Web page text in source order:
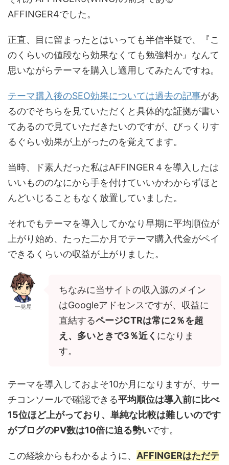
AFFINGER4でした。
正直、目に留まったとはいっても半信半疑で、『こ
のくらいの値段なら効果なくても勉強料か』なんて
思いながらテーマを購入し適用してみたんですね。
テーマ購入後のSEO効果については過去の記事があ
るのでそちらを見ていただくと具体的な証拠が書い
てあるので見ていただきたいのですが、びっくりす
るぐらい効果が上がったのを覚えてます。
当時、ド素人だった私はAFFINGER４を導入したは
いいもののなにから手を付けていいかわからずほと
んどいじることもなく放置していました。
それでもテーマを導入してかなり早期に平均順位が
上がり始め、たった二か月でテーマ購入代金がペイ
できるくらいの収益が上がりました。
一発屋
ちなみに当サイトの収入源のメイン
はGoogleアドセンスですが、収益に
直結するページCTRは常に2％を超
え、多いときで3％近く になりま
す。
テーマを導入しておよそ10か月になりますが、サー
チコンソールで確認できる平均順位は導入前に比べ
15位ほど上がっており、単純な比較は難しいのです
がブログのPV数は10倍に迫る勢いです。
この経験からもわかるように、 AFFINGERはただテ